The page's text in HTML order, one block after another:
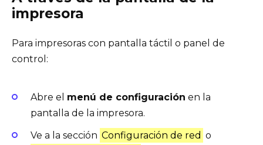
impresora
Para impresoras con pantalla táctil o panel de
control:
Abre el menú de configuración en la
pantalla de la impresora.
Ve a la sección Configuración de red o